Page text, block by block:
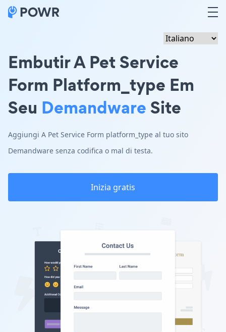
Embutir A Pet Service
Form Platform_type Em
Seu DemandwareSite
Aggiungi A Pet Service Form platform_type al tuo sito
Demandware senza codifica o mal di testa.
Inizia gratis